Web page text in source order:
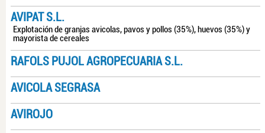
AVIPAT S.L.
Explotación de granjas avicolas, pavos y pollos (35%), huevos (35%) y
mayorista de cereales
RAFOLS PUJOL AGROPECUARIA S.L.
AVICOLA SEGRASA
AVIROJO